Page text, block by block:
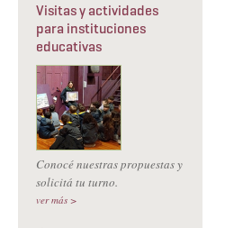
Visitas y actividades
para instituciones
educativas
Conocé nuestras propuestas y
solicitá tu turno.
ver más >